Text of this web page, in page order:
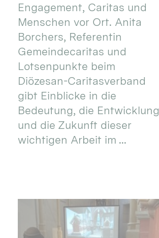
Engagement, Caritas und
Menschen vor Ort. Anita
Borchers, Referentin
Gemeindecaritas und
Lotsenpunkte beim
Diözesan-Caritasverband
gibt Einblicke in die
Bedeutung, die Entwicklung
und die Zukunft dieser
wichtigen Arbeit im ...